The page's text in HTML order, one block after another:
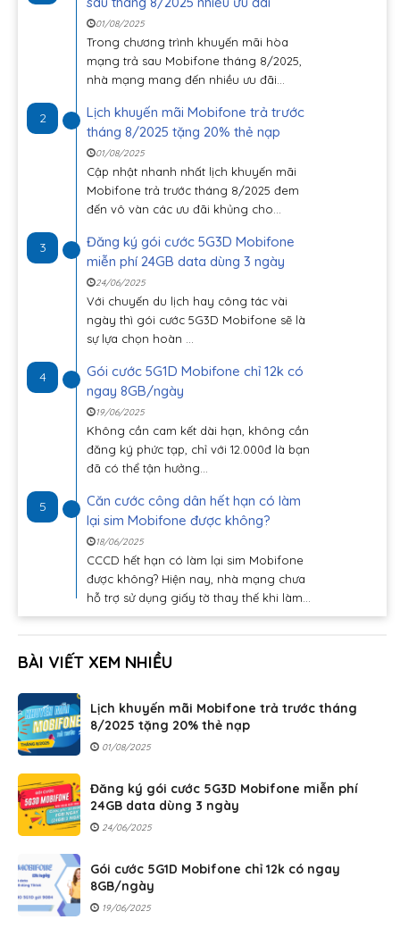
01/08/2025
Trong chương trình khuyến mãi hòa
mạng trả sau Mobifone tháng 8/2025,
nhà mạng mang đến nhiều ưu đãi...
2
Lịch khuyến mãi Mobifone trả trước
tháng 8/2025 tặng 20% thẻ nạp
01/08/2025
Cập nhật nhanh nhất lịch khuyến mãi
Mobifone trả trước tháng 8/2025 đem
đến vô vàn các ưu đãi khủng cho...
3
Đăng ký gói cước 5G3D Mobifone
miễn phí 24GB data dùng 3 ngày
24/06/2025
Với chuyến du lịch hay công tác vài
ngày thì gói cước 5G3D Mobifone sẽ là
sự lựa chọn hoàn ...
4
Gói cước 5G1D Mobifone chỉ 12k có
ngay 8GB/ngày
19/06/2025
Không cần cam kết dài hạn, không cần
đăng ký phức tạp, chỉ với 12.000đ là bạn
đã có thể tận hưởng...
5
Căn cước công dân hết hạn có làm
lại sim Mobifone được không?
18/06/2025
CCCD hết hạn có làm lại sim Mobifone
được không? Hiện nay, nhà mạng chưa
hỗ trợ sử dụng giấy tờ thay thế khi làm...
BÀI VIẾT XEM NHIỀU
Lịch khuyến mãi Mobifone trả trước tháng
8/2025 tặng 20% thẻ nạp
01/08/2025
Đăng ký gói cước 5G3D Mobifone miễn phí
24GB data dùng 3 ngày
24/06/2025
Gói cước 5G1D Mobifone chỉ 12k có ngay
8GB/ngày
19/06/2025